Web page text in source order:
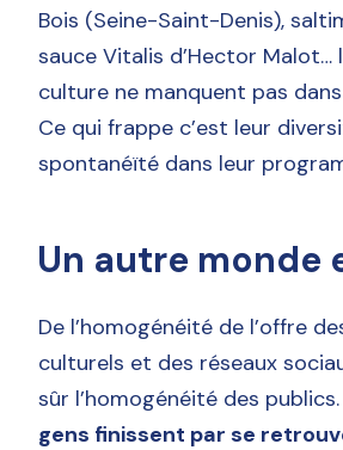
Bois (Seine-Saint-Denis),
sauce Vitalis d’Hector Malot…
culture ne manquent pas
Ce qui frappe c’est leur
spontanéïté dans leur
Un autre monde
De l’homogénéité de l’offre
culturels et des réseaux
sûr l’homogénéité des publics.
gens finissent par se